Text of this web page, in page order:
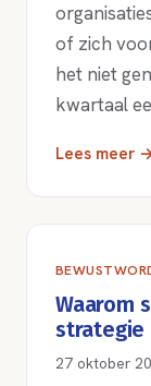
of zich
het niet
kwartaal
Lees meer
Waarom
strategie
27 oktober